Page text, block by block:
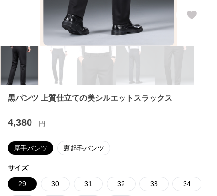
黒パンツ 上質仕立ての美シルエットスラックス
4,380 円
厚手パンツ 裏起毛パンツ
サイズ
29 30 31 32 33 34